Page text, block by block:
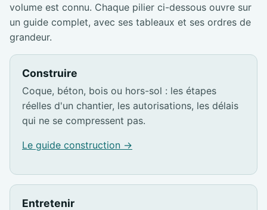
volume est connu. Chaque pilier ci-dessous ouvre sur
un guide complet, avec ses tableaux et ses ordres de
grandeur.
Construire
Coque, béton, bois ou hors-sol : les étapes
réelles d'un chantier, les autorisations, les délais
qui ne se compressent pas.
Le guide construction →
Entretenir